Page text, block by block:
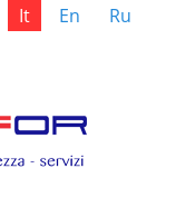
It En
Ru